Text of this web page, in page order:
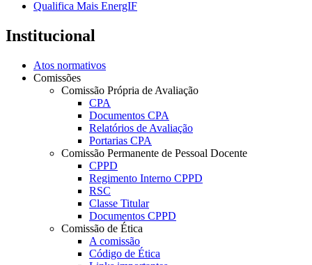
Qualifica Mais EnergIF
Institucional
Atos normativos
Comissões
Comissão Própria de Avaliação
CPA
Documentos CPA
Relatórios de Avaliação
Portarias CPA
Comissão Permanente de Pessoal Docente
CPPD
Regimento Interno CPPD
RSC
Classe Titular
Documentos CPPD
Comissão de Ética
A comissão
Código de Ética